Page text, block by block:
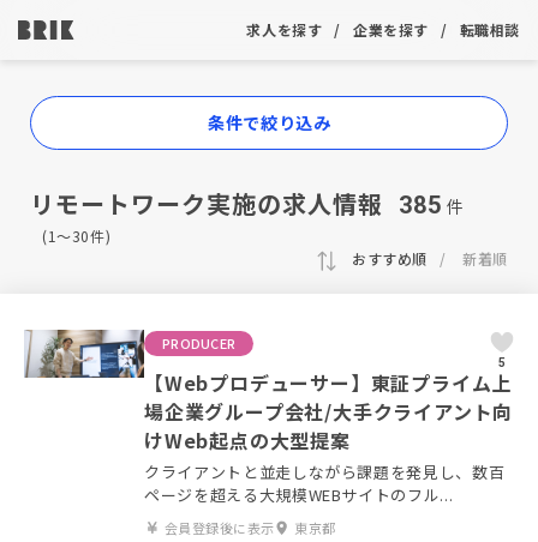
求人を探す 企業を探す 転職相談
条件で絞り込み
リモートワーク実施の求人情報 385 件
(1〜30件)
おすすめ順
新着順
PRODUCER
5
【Webプロデューサー】東証プライム上
場企業グループ会社/大手クライアント向
けWeb起点の大型提案
クライアントと並走しながら課題を発見し、数百
ページを超える大規模WEBサイトのフル...
会員登録後に表示 東京都